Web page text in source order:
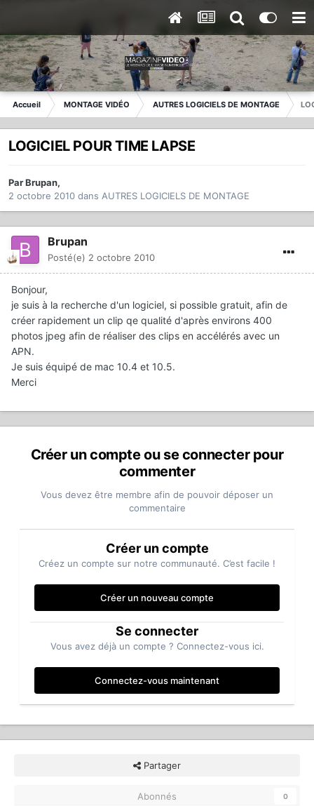
Accueil MONTAGE VIDÉO AUTRES LOGICIELS DE MONTAGE
LOGICIEL POUR TIME LAPSE
ParBrupan,
2 octobre 2010 dans AUTRES LOGICIELS DE MONTAGE
Brupan
Posté(e) 2 octobre 2010
Bonjour,
je suis à la recherche d'un logiciel, si possible gratuit, afin de
créer rapidement un clip qe qualité d'après environs 400
photos jpeg afin de réaliser des clips en accélérés avec un
APN.
Je suis équipé de mac 10.4 et 10.5.
Merci
Créer un compte ou se connecter pour
commenter
Vous devez être membre afin de pouvoir déposer un
commentaire
Créer un compte
Créez un compte sur notre communauté. C’est facile !
Créer un nouveau compte
Se connecter
Vous avez déjà un compte ? Connectez-vous ici.
Connectez-vous maintenant
Partager
Abonnés 0